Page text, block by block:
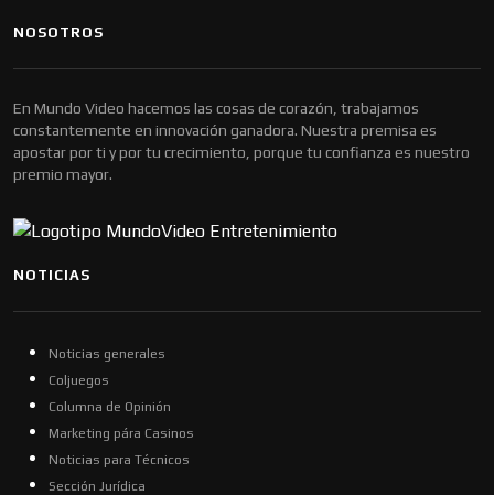
NOSOTROS
En Mundo Video hacemos las cosas de corazón, trabajamos
constantemente en innovación ganadora. Nuestra premisa es
apostar por ti y por tu crecimiento, porque tu confianza es nuestro
premio mayor.
NOTICIAS
Noticias generales
Coljuegos
Columna de Opinión
Marketing pára Casinos
Noticias para Técnicos
Sección Jurídica